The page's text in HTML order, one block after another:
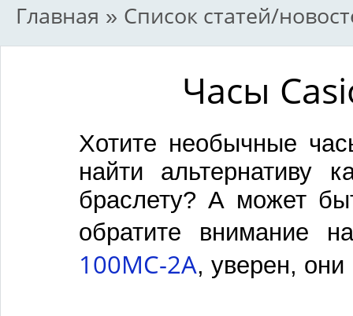
Главная » Список статей/
Часы
Хотите необычные
найти альтернативу
браслету? А может
обратите внимание
100MC-2A, уверен,